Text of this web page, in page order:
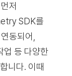
저
SDK를
동되어,
업 등 다양한
니다. 이때